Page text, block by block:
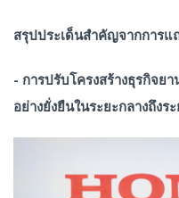
สรุปประเด็นสำคัญจากการแ
- การปรับโครงสร้างธุรกิจย
อย่างยั่งยืนในระยะกลางถึงร